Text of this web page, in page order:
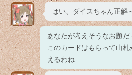
はい、ダイスちゃん正解
あなたが考えそうなお題だ
このカードはもらって山札
えるわね